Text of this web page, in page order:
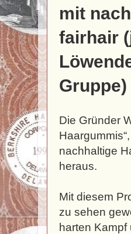
mit
fairhair
Gruppe)
Die Gründer
nachhaltige
heraus.
Mit diesem
zu sehen
harten